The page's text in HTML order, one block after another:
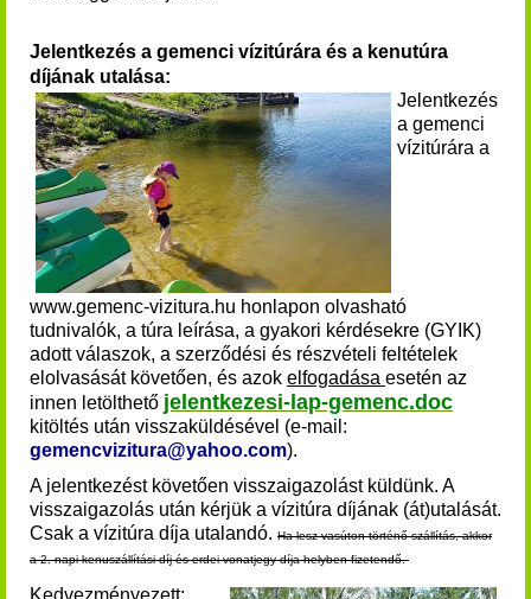
Jelentkezés a gemenci vízitúrára és a kenutúra
díjának utalása:
Jelentkezés
a gemenci
vízitúrára a
www.gemenc-vizitura.hu honlapon olvasható
tudnivalók, a túra leírása, a gyakori kérdésekre (GYIK)
adott válaszok, a szerződési és részvételi feltételek
elolvasását követően, és azok elfogadása esetén az
innen letölthető jelentkezesi-lap-gemenc.doc
kitöltés után visszaküldésével (e-mail:
gemencvizitura@yahoo.com).
A jelentkezést követően visszaigazolást küldünk. A
visszaigazolás után kérjük a vízitúra díjának (át)utalását.
Csak a vízitúra díja utalandó. Ha lesz vasúton történő szállítás, akkor
a 2. napi kenuszállítási díj és erdei vonatjegy díja helyben fizetendő.
Kedvezményezett: